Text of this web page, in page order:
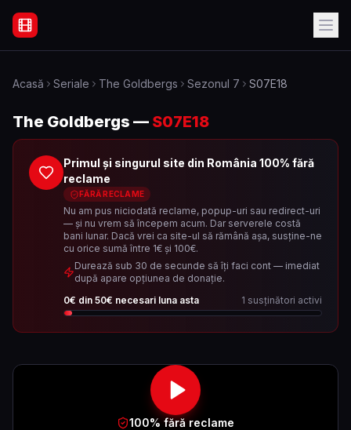
Filme Online Subtitrate - Acasă
Acasă Seriale The Goldbergs Sezonul 7 S07E18
The Goldbergs — S07E18
Primul și singurul site din România 100% fără
reclame
FĂRĂ RECLAME
Nu am pus niciodată reclame, popup-uri sau redirect-uri
— și nu vrem să începem acum. Dar serverele costă
bani lunar. Dacă vrei ca site-ul să rămână așa, susține-ne
cu orice sumă între 1€ și 100€.
Durează sub 30 de secunde să îți faci cont — imediat
după apare opțiunea de donație.
0€ din 50€ necesari luna asta 1 susținători activi
100% fără reclame